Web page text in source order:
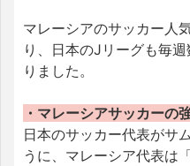
マレーシアのサッカー人
り、日本のJリーグも毎
りました。
・マレーシアサッカーの
日本のサッカー代表がサ
うに、マレーシア代表は